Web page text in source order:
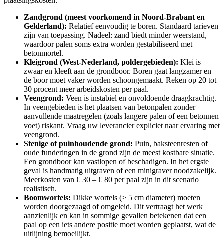
Zandgrond (meest voorkomend in Noord-Brabant en
Gelderland): Relatief eenvoudig te boren. Standaard tarieven
zijn van toepassing. Nadeel: zand biedt minder weerstand,
waardoor palen soms extra worden gestabiliseerd met
betonmortel.
Kleigrond (West-Nederland, poldergebieden): Klei is
zwaar en kleeft aan de grondboor. Boren gaat langzamer en
de boor moet vaker worden schoongemaakt. Reken op 20 tot
30 procent meer arbeidskosten per paal.
Veengrond: Veen is instabiel en onvoldoende draagkrachtig.
In veengebieden is het plaatsen van betonpalen zonder
aanvullende maatregelen (zoals langere palen of een betonnen
voet) riskant. Vraag uw leverancier expliciet naar ervaring met
veengrond.
Stenige of puinhoudende grond: Puin, baksteenresten of
oude funderingen in de grond zijn de meest kostbare situatie.
Een grondboor kan vastlopen of beschadigen. In het ergste
geval is handmatig uitgraven of een minigraver noodzakelijk.
Meerkosten van € 30 – € 80 per paal zijn in dit scenario
realistisch.
Boomwortels: Dikke wortels (> 5 cm diameter) moeten
worden doorgezaagd of omgeleid. Dit vertraagt het werk
aanzienlijk en kan in sommige gevallen betekenen dat een
paal op een iets andere positie moet worden geplaatst, wat de
uitlijning bemoeilijkt.